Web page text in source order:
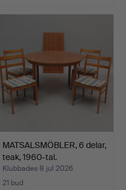
MATSALSMÖBLER, 6 delar,
teak, 1960-tal.
Klubbades 8 jul 2026
21 bud